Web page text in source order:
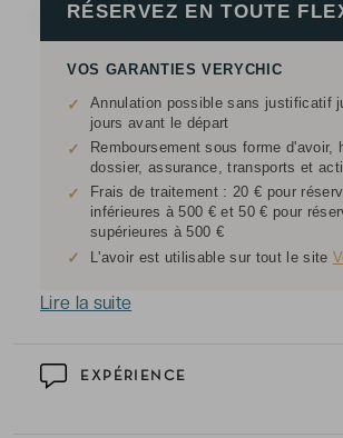
EXPÉRIENCE
RÉSERVEZ EN TOUTE
VOS GARANTIES VERYCHIC
✓
Annulation possible sans justificatif
jours avant le départ
✓
Remboursement sous forme d'avoir,
dossier, assurance, transports et
✓
Frais de traitement : 20 € pour
inférieures à 500 € et 50 € pour
supérieures à 500 €
✓ L'avoir est utilisable sur tout le site
Lire la suite